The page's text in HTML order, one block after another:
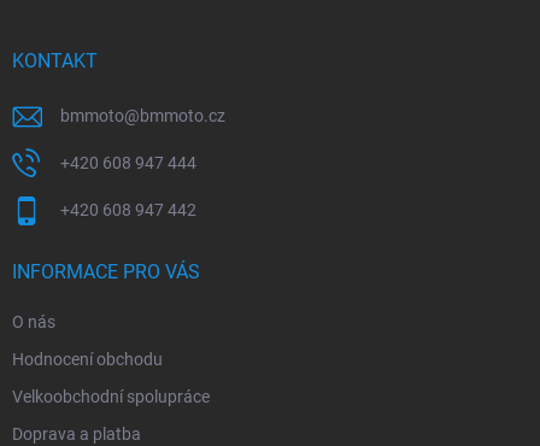
KONTAKT
bmmoto@bmmoto.cz
+420 608 947 444
+420 608 947 442
INFORMACE PRO VÁS
O nás
Hodnocení obchodu
Velkoobchodní spolupráce
Doprava a platba